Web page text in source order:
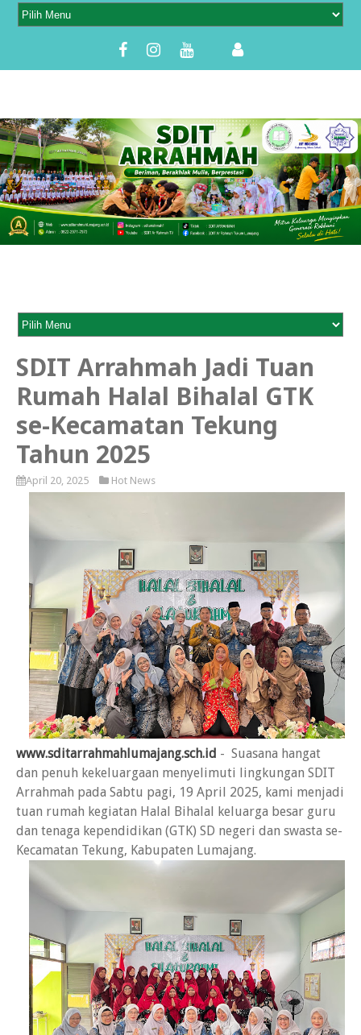
SDIT Arrahmah Jadi Tuan
Rumah Halal Bihalal GTK
se-Kecamatan Tekung
Tahun 2025
April 20, 2025 Hot News
www.sditarrahmahlumajang.sch.id - Suasana hangat
dan penuh kekeluargaan menyelimuti lingkungan SDIT
Arrahmah pada Sabtu pagi, 19 April 2025, kami menjadi
tuan rumah kegiatan Halal Bihalal keluarga besar guru
dan tenaga kependidikan (GTK) SD negeri dan swasta se-
Kecamatan Tekung, Kabupaten Lumajang.